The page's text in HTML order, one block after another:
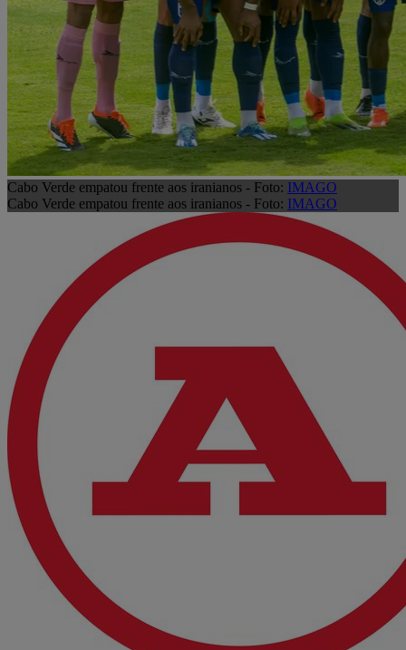
Cabo Verde empatou frente aos iranianos - Foto: IMAGO
Cabo Verde empatou frente aos iranianos - Foto: IMAGO